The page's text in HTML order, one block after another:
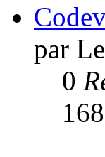
par
0